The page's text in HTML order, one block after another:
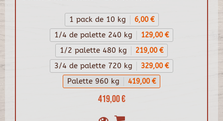
419,00 €
1 pack de 10 kg 6,00 €
1/4 de palette 240 kg 129,00 €
1/2 palette 480 kg 219,00 €
3/4 de palette 720 kg 329,00 €
Palette 960 kg 419,00 €